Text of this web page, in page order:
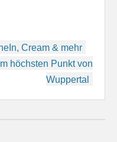
Cream & mehr
höchsten Punkt von
Wuppertal